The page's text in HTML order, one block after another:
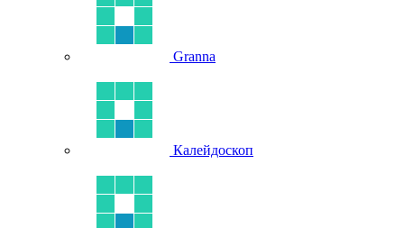
Granna
Калейдоскоп